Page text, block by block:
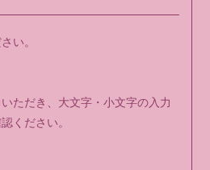
FC限定PHOTO
い。
ただき、大文字・小文字の入力
ください。